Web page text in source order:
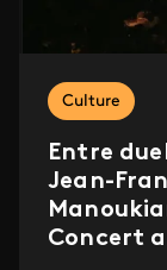
Culture
Entre
Jean-
Concert